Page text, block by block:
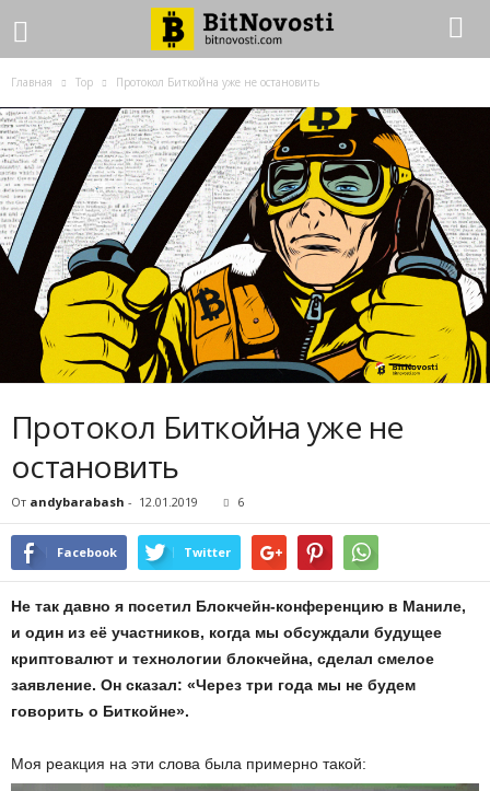
Главная Top Протокол Биткойна уже не остановить
Протокол Биткойна уже не
остановить
От andybarabash - 12.01.2019 6
Facebook Twitter
Не так давно я посетил Блокчейн-конференцию в Маниле,
и один из её участников, когда мы обсуждали будущее
криптовалют и технологии блокчейна, сделал смелое
заявление. Он сказал: «Через три года мы не будем
говорить о Биткойне».
Моя реакция на эти слова была примерно такой: